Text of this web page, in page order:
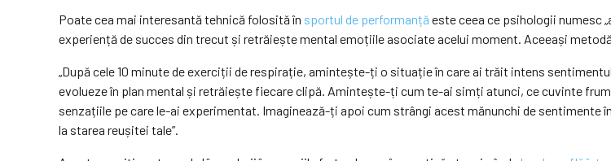
Poate cea mai interesantă tehnică folosită în sportul de performanță este ceea ce psihologii numesc
experiență de succes din trecut și retrăiește mental emoțiile asociate acelui moment. Aceeași
„După cele 10 minute de exerciții de respirație, amintește-ți o situație în care ai trăit intens
evolueze în plan mental și retrăiește fiecare clipă. Amintește-ți cum te-ai simți atunci, ce cuvinte
senzațiile pe care le-ai experimentat. Imaginează-ți apoi cum strângi acest mănunchi de
la starea reușitei tale”.